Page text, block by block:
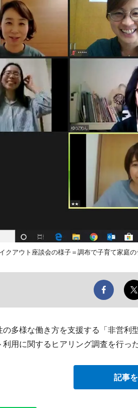
クアウト座談会の様子＝調布で子育て家庭
の多様な働き方を支援する「非営
用に関するヒアリング調査を行った
記事